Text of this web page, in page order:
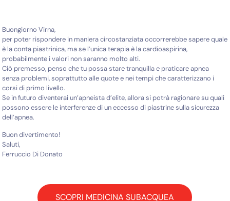
Buongiorno Virna,
per poter rispondere in maniera circostanziata occorrerebbe sapere quale
è la conta piastrinica, ma se l’unica terapia è la cardioaspirina,
probabilmente i valori non saranno molto alti.
Ciò premesso, penso che tu possa stare tranquilla e praticare apnea
senza problemi, soprattutto alle quote e nei tempi che caratterizzano i
corsi di primo livello.
Se in futuro diventerai un’apneista d’elite, allora si potrà ragionare su quali
possono essere le interferenze di un eccesso di piastrine sulla sicurezza
dell’apnea.
Buon divertimento!
Saluti,
Ferruccio Di Donato
SCOPRI MEDICINA SUBACQUEA